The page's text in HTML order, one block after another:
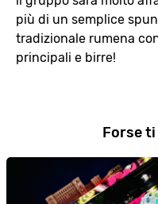
più di un semplice
tradizionale rumena
principali e birre!
Forse ti